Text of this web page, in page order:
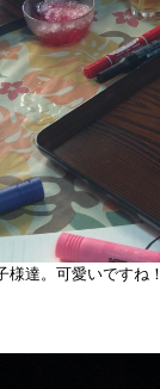
様達。可愛いですね！